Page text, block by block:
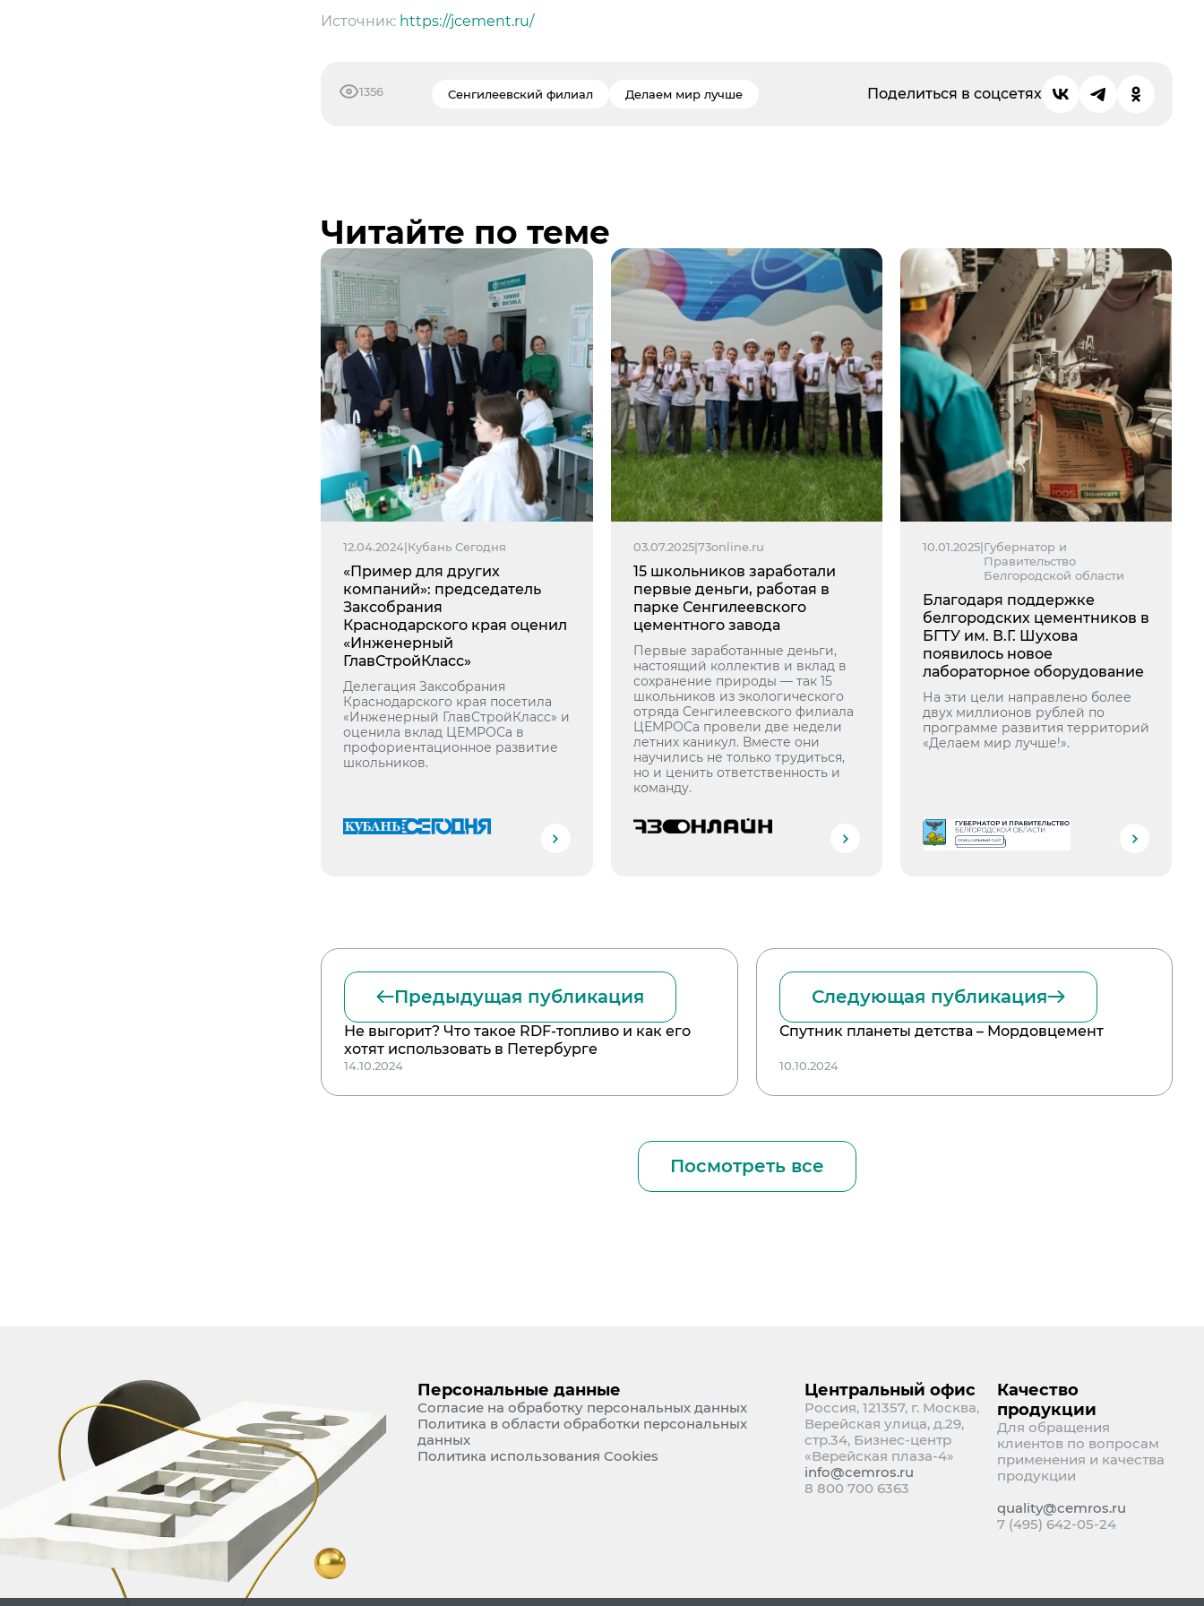
Источник: https://jcement.ru/
1356 Сенгилеевский филиал Делаем мир лучше Поделиться в соцсетях
Читайте по теме
12.04.2024|Кубань Сегодня
«Пример для других
компаний»: председатель
Заксобрания
Краснодарского края оценил
«Инженерный
ГлавСтройКласс»
Делегация Заксобрания
Краснодарского края посетила
«Инженерный ГлавСтройКласс» и
оценила вклад ЦЕМРОСа в
профориентационное развитие
школьников.
03.07.2025|73online.ru
15 школьников заработали
первые деньги, работая в
парке Сенгилеевского
цементного завода
Первые заработанные деньги,
настоящий коллектив и вклад в
сохранение природы — так 15
школьников из экологического
отряда Сенгилеевского филиала
ЦЕМРОСа провели две недели
летних каникул. Вместе они
научились не только трудиться,
но и ценить ответственность и
команду.
10.01.2025|Губернатор и
Правительство
Белгородской области
Благодаря поддержке
белгородских цементников в
БГТУ им. В.Г. Шухова
появилось новое
лабораторное оборудование
На эти цели направлено более
двух миллионов рублей по
программе развития территорий
«Делаем мир лучше!».
Предыдущая публикация
Не выгорит? Что такое RDF-топливо и как его
хотят использовать в Петербурге
14.10.2024
Следующая публикация
Спутник планеты детства – Мордовцемент
10.10.2024
Посмотреть все
Персональные данные
Согласие на обработку персональных данных
Политика в области обработки персональных
данных
Политика использования Cookies
Центральный офис
Россия, 121357, г. Москва,
Верейская улица, д.29,
стр.34, Бизнес-центр
«Верейская плаза-4»
info@cemros.ru
8 800 700 6363
Качество
продукции
Для обращения
клиентов по вопросам
применения и качества
продукции
quality@cemros.ru
7 (495) 642-05-24